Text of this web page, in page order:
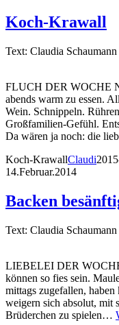
Koch-Krawall
Text: Claudia Schaumann
FLUCH DER WOCHE
abends warm zu essen.
Wein. Schnippeln.
Großfamilien-Gefühl.
Da wären ja noch: die
Koch-KrawallClaudi
14.Februar.2014
Backen
Text: Claudia Schaumann
LIEBELEI DER
können so fies sein.
mittags zugefallen,
weigern sich absolut, mit
Brüderchen zu spielen…